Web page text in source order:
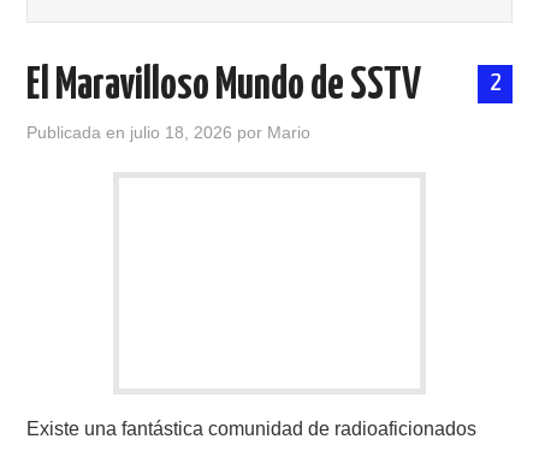
CONTACTO
LITERATURA DE LA RADIO
2
El Maravilloso Mundo de SSTV
Publicada en julio 18, 2026 por Mario
Existe una fantástica comunidad de radioaficionados